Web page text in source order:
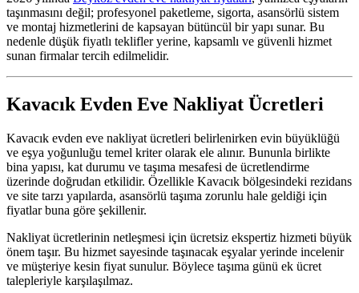
taşınmasını değil; profesyonel paketleme, sigorta, asansörlü sistem
ve montaj hizmetlerini de kapsayan bütüncül bir yapı sunar. Bu
nedenle düşük fiyatlı teklifler yerine, kapsamlı ve güvenli hizmet
sunan firmalar tercih edilmelidir.
Kavacık Evden Eve Nakliyat Ücretleri
Kavacık evden eve nakliyat ücretleri belirlenirken evin büyüklüğü
ve eşya yoğunluğu temel kriter olarak ele alınır. Bununla birlikte
bina yapısı, kat durumu ve taşıma mesafesi de ücretlendirme
üzerinde doğrudan etkilidir. Özellikle Kavacık bölgesindeki rezidans
ve site tarzı yapılarda, asansörlü taşıma zorunlu hale geldiği için
fiyatlar buna göre şekillenir.
Nakliyat ücretlerinin netleşmesi için ücretsiz ekspertiz hizmeti büyük
önem taşır. Bu hizmet sayesinde taşınacak eşyalar yerinde incelenir
ve müşteriye kesin fiyat sunulur. Böylece taşıma günü ek ücret
talepleriyle karşılaşılmaz.